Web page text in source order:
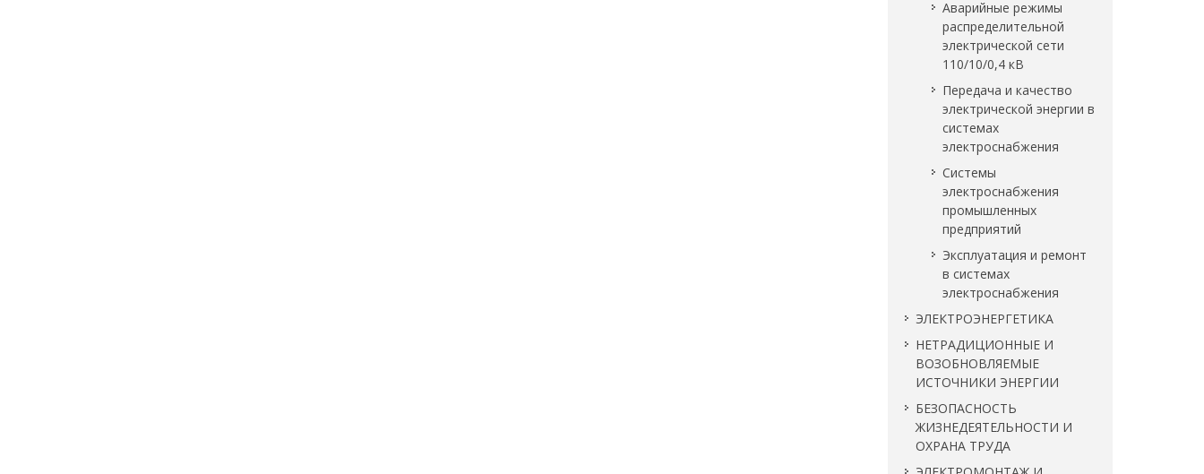
Аварийные режимы
распределительной
электрической сети
110/10/0,4 кВ
Передача и качество
электрической энергии в
системах
электроснабжения
Системы
электроснабжения
промышленных
предприятий
Эксплуатация и ремонт
в системах
электроснабжения
ЭЛЕКТРОЭНЕРГЕТИКА
НЕТРАДИЦИОННЫЕ И
ВОЗОБНОВЛЯЕМЫЕ
ИСТОЧНИКИ ЭНЕРГИИ
БЕЗОПАСНОСТЬ
ЖИЗНЕДЕЯТЕЛЬНОСТИ И
ОХРАНА ТРУДА